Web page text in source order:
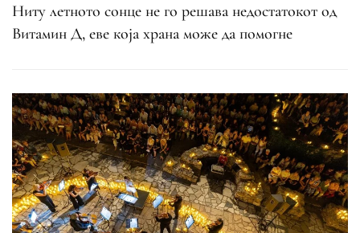
Ниту летното сонце не го решава недостатокот од
Витамин Д, еве која храна може да помогне